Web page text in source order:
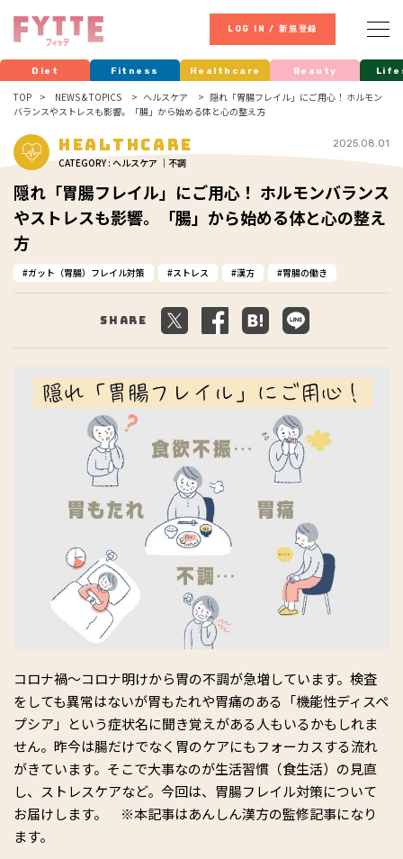
LOG IN / 新規登録
Diet Fitness Healthcare Beauty
TOP NEWS & TOPICS ヘルスケア
隠れ「胃腸フレイル」にご用心！ ホルモン
バランスやストレスも影響。「腸」から始める体と心の整え方
Healthcare
CATEGORY : ヘルスケア ｜不調
2025.08.01
隠れ「胃腸フレイル」にご用心！ ホルモンバランス
やストレスも影響。「腸」から始める体と心の整え
方
ガット（胃腸）フレイル対策 ストレス 漢方 胃腸の働き
Share
コロナ禍〜コロナ明けから胃の不調が急増しています。検査
をしても異常はないが胃もたれや胃痛のある「機能性ディスペ
プシア」という症状名に聞き覚えがある人もいるかもしれま
せん。昨今は腸だけでなく胃のケアにもフォーカスする流れ
がきています。そこで大事なのが生活習慣（食生活）の見直
し、ストレスケアなど。今回は、胃腸フレイル対策について
お届けします。 ※本記事はあんしん漢方の監修記事になり
ます。